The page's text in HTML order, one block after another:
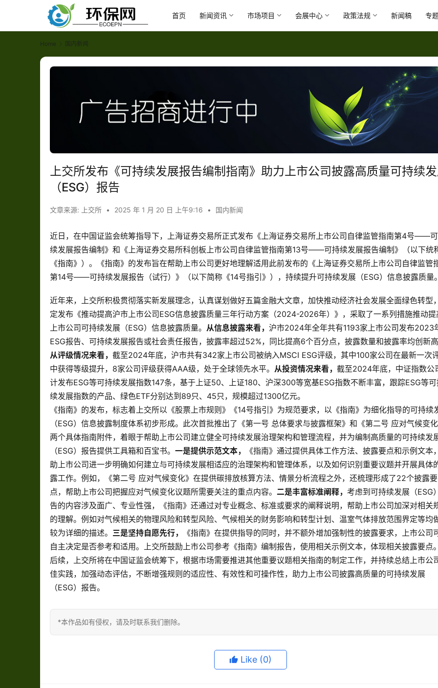
首页 新闻资讯 市场项目 会展中心 政策法规 新闻稿 专
Home 国内新闻
上交所发布《可持续发展报告编制指南》助力上市公司披露高质量可持续
（ESG）报告
文章来源: 上交所 • 2025 年 1 月 20 日 上午9:16 • 国内新闻
近日，在中国证监会统筹指导下，上海证券交易所正式发布《上海证券交易所上市公司自律监管指南第4号——
续发展报告编制》和《上海证券交易所科创板上市公司自律监管指南第13号——可持续发展报告编制》（以下统
《指南》）。《指南》的发布旨在帮助上市公司更好地理解适用此前发布的《上海证券交易所上市公司自律监管
第14号——可持续发展报告（试行）》（以下简称《14号指引》），持续提升可持续发展（ESG）信息披露质量。
近年来，上交所积极贯彻落实新发展理念，认真谋划做好五篇金融大文章，加快推动经济社会发展全面绿色转型
定发布《推动提高沪市上市公司ESG信息披露质量三年行动方案（2024-2026年）》，采取了一系列措施推动提
上市公司可持续发展（ESG）信息披露质量。 从信息披露来看， 沪市2024年全年共有1193家上市公司发布2023
ESG报告、可持续发展报告或社会责任报告，披露率超过52%，同比提高6个百分点，披露数量和披露率均创新高
从评级情况来看， 截至2024年底，沪市共有342家上市公司被纳入MSCI ESG评级，其中100家公司在最新一次
中获得等级提升，8家公司评级获得AAA级，处于全球领先水平。 从投资情况来看， 截至2024年底，中证指数公
计发布ESG等可持续发展指数147条，基于上证50、上证180、沪深300等宽基ESG指数不断丰富，跟踪ESG等
续发展指数的产品、绿色ETF分别达到89只、45只，规模超过1300亿元。
《指南》的发布，标志着上交所以《股票上市规则》《14号指引》为规范要求，以《指南》为细化指导的可持续
（ESG）信息披露制度体系初步形成。此次首批推出了《第一号 总体要求与披露框架》和《第二号 应对气候变化
两个具体指南附件，着眼于帮助上市公司建立健全可持续发展治理架构和管理流程，并为编制高质量的可持续发
（ESG）报告提供工具箱和百宝书。 一是提供示范文本，
《指南》通过提供具体工作方法、披露要点和示例文本
助上市公司进一步明确如何建立与可持续发展相适应的治理架构和管理体系，以及如何识别重要议题并开展具体
露工作。例如，《第二号 应对气候变化》在提供碳排放核算方法、情景分析流程之外，还梳理形成了22个披露要
点，帮助上市公司把握应对气候变化议题所需要关注的重点内容。 二是丰富标准阐释， 考虑到可持续发展（ESG
告的内容涉及面广、专业性强，《指南》还通过对专业概念、标准或要求的阐释说明，帮助上市公司加深对相关
的理解。例如对气候相关的物理风险和转型风险、气候相关的财务影响和转型计划、温室气体排放范围界定等均
较为详细的描述。 三是坚持自愿先行，
《指南》在提供指导的同时，并不额外增加强制性的披露要求，上市公司
自主决定是否参考和适用。上交所鼓励上市公司参考《指南》编制报告，使用相关示例文本，体现相关披露要点。
后续，上交所将在中国证监会统筹下，根据市场需要推进其他重要议题相关指南的制定工作，并持续总结上市公
佳实践，加强动态评估，不断增强规则的适应性、有效性和可操作性，助力上市公司披露高质量的可持续发展
（ESG）报告。
*本作品如有侵权，请及时联系我们删除。
Like (0)